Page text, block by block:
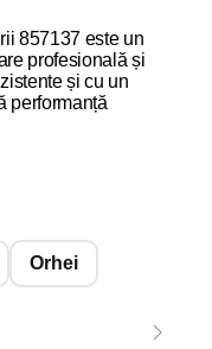
857137 este un
profesională și
și cu un
performanță
Orhei